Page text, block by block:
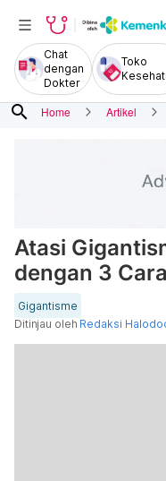
Chat
dengan
Dokter
Toko
search Home Artikel
Atasi
dengan 3
Gigantisme
Ditinjau oleh Redaksi